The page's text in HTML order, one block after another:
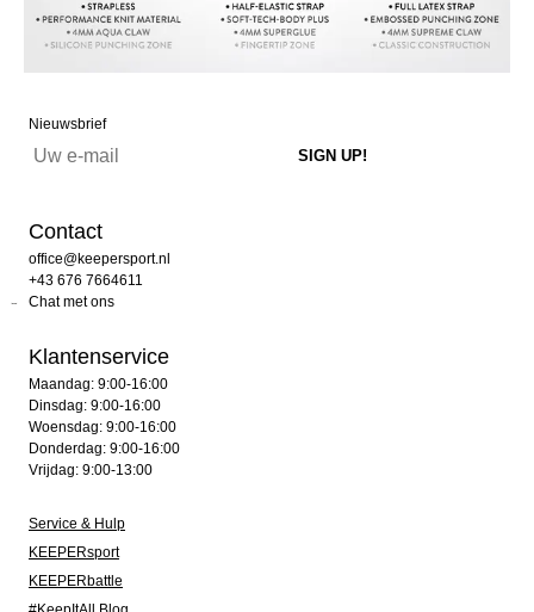
Nieuwsbrief
Contact
office@keepersport.nl
+43 676 7664611
Chat met ons
Klantenservice
Maandag: 9:00-16:00
Dinsdag: 9:00-16:00
Woensdag: 9:00-16:00
Donderdag: 9:00-16:00
Vrijdag: 9:00-13:00
Service & Hulp
KEEPERsport
KEEPERbattle